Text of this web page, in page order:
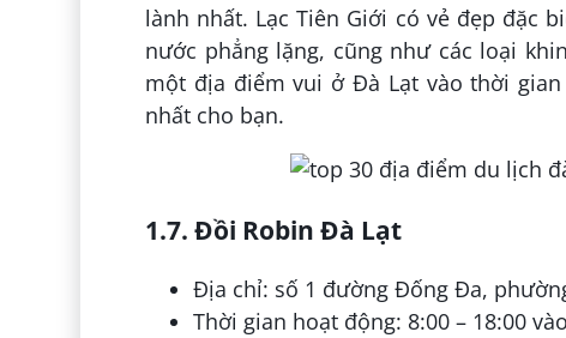
lành nhất. Lạc Tiên Giới có vẻ đẹp đặc
nước phẳng lặng, cũng như các loại
một địa điểm vui ở Đà Lạt vào thời
nhất cho bạn.
1.7. Đồi Robin Đà Lạt
Địa chỉ: số 1 đường Đống Đa,
Thời gian hoạt động: 8:00 – 18:00